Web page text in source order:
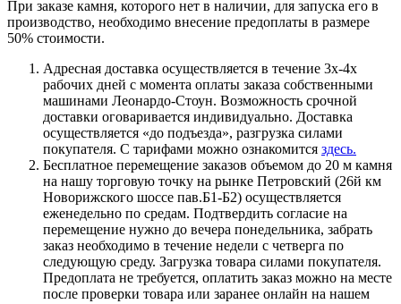
При заказе камня, которого нет в наличии, для запуска его в
производство, необходимо внесение предоплаты в размере
50% стоимости.
Адресная доставка осуществляется в течение 3х-4х
рабочих дней с момента оплаты заказа собственными
машинами Леонардо-Стоун. Возможность срочной
доставки оговаривается индивидуально. Доставка
осуществляется «до подъезда», разгрузка силами
покупателя. С тарифами можно ознакомится здесь.
Бесплатное перемещение заказов объемом до 20 м камня
на нашу торговую точку на рынке Петровский (26й км
Новорижского шоссе пав.Б1-Б2) осуществляется
еженедельно по средам. Подтвердить согласие на
перемещение нужно до вечера понедельника, забрать
заказ необходимо в течение недели с четверга по
следующую среду. Загрузка товара силами покупателя.
Предоплата не требуется, оплатить заказ можно на месте
после проверки товара или заранее онлайн на нашем